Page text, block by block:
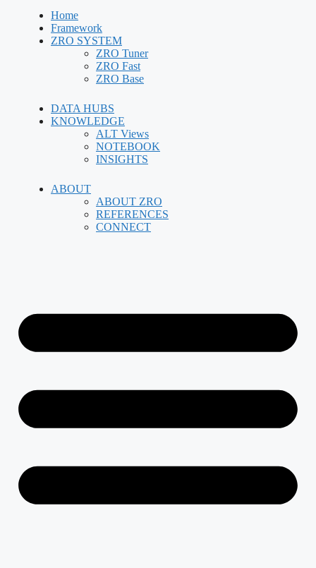
Home
Framework
ZRO SYSTEM
ZRO Tuner
ZRO Fast
ZRO Base
DATA HUBS
KNOWLEDGE
ALT Views
NOTEBOOK
INSIGHTS
ABOUT
ABOUT ZRO
REFERENCES
CONNECT